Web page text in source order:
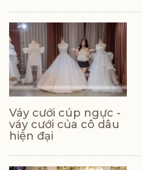
Váy cưới cúp ngực -
váy cưới của cô dâu
hiện đại